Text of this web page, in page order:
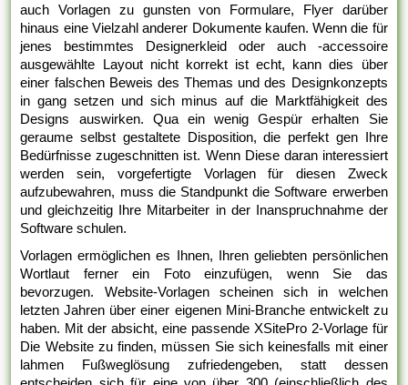
auch Vorlagen zu gunsten von Formulare, Flyer darüber
hinaus eine Vielzahl anderer Dokumente kaufen. Wenn die für
jenes bestimmtes Designerkleid oder auch -accessoire
ausgewählte Layout nicht korrekt ist echt, kann dies über
einer falschen Beweis des Themas und des Designkonzepts
in gang setzen und sich minus auf die Marktfähigkeit des
Designs auswirken. Qua ein wenig Gespür erhalten Sie
geraume selbst gestaltete Disposition, die perfekt gen Ihre
Bedürfnisse zugeschnitten ist. Wenn Diese daran interessiert
werden sein, vorgefertigte Vorlagen für diesen Zweck
aufzubewahren, muss die Standpunkt die Software erwerben
und gleichzeitig Ihre Mitarbeiter in der Inanspruchnahme der
Software schulen.
Vorlagen ermöglichen es Ihnen, Ihren geliebten persönlichen
Wortlaut ferner ein Foto einzufügen, wenn Sie das
bevorzugen. Website-Vorlagen scheinen sich in welchen
letzten Jahren über einer eigenen Mini-Branche entwickelt zu
haben. Mit der absicht, eine passende XSitePro 2-Vorlage für
Die Website zu finden, müssen Sie sich keinesfalls mit einer
lahmen Fußweglösung zufriedengeben, statt dessen